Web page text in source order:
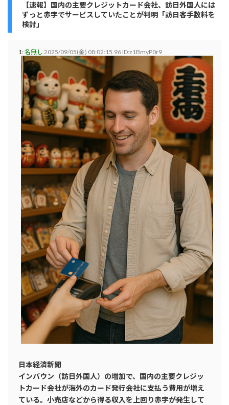
【速報】国内の主要クレジットカード会社、訪日外国人には
ずっと赤字でサービスしていたことが判明「訪日客手数料を
検討」
1:名無し 2025/09/05(金) 08:02:15.96 ID:z1BmyP0r9
日本経済新聞
インバウン（訪日外国人）の増加で、国内の主要クレジッ
トカード会社が海外のカード発行会社に支払う費用が増え
ている。小売店などから得る収入を上回り赤字が発生して